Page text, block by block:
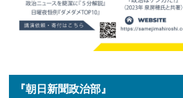
『朝日新聞政治部』